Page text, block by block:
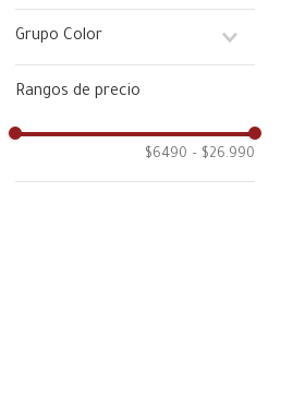
Polera Manga Corta
Polera Manga Larga
Polera sin Mangas
4
6
8
Grupo Color
Rosado
Rangos de precio
$6490 – $26.990